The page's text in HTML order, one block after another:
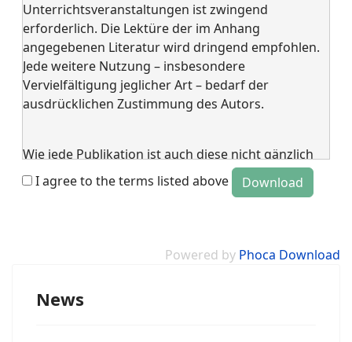
Unterrichtsveranstaltungen ist zwingend
erforderlich. Die Lektüre der im Anhang
angegebenen Literatur wird dringend empfohlen.
Jede weitere Nutzung – insbesondere
Vervielfältigung jeglicher Art – bedarf der
ausdrücklichen Zustimmung des Autors.
Wie jede Publikation ist auch diese nicht gänzlich
frei von Fehlern. Die Benutzung
erfolgt auf eigene Gefahr und ohne Gewähr für die
I agree to the terms listed above
Powered by Phoca Download
News